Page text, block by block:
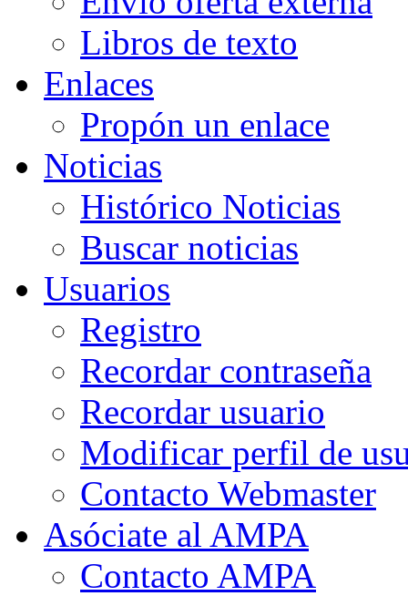
Libros de texto
Enlaces
Propón un enlace
Noticias
Histórico Noticias
Buscar noticias
Usuarios
Registro
Recordar contraseña
Recordar usuario
Modificar perfil de
Contacto Webmaster
Asóciate al AMPA
Contacto AMPA